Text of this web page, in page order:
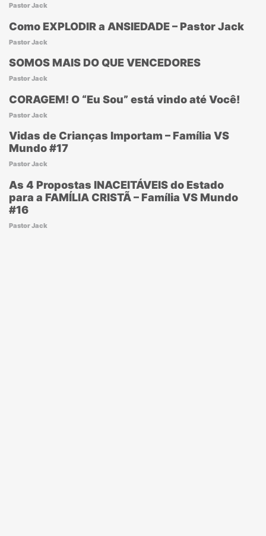
Pastor Jack
Como EXPLODIR a ANSIEDADE – Pastor Jack
Pastor Jack
SOMOS MAIS DO QUE VENCEDORES
Pastor Jack
CORAGEM! O “Eu Sou” está vindo até Você!
Pastor Jack
Vidas de Crianças Importam – Família VS
Mundo #17
Pastor Jack
As 4 Propostas INACEITÁVEIS do Estado
para a FAMÍLIA CRISTÃ – Família VS Mundo
#16
Pastor Jack